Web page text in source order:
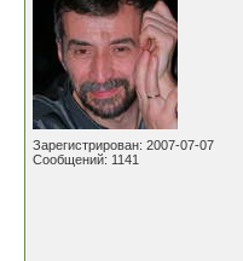
Зарегистрирован: 2007-07-07
Сообщений: 1141